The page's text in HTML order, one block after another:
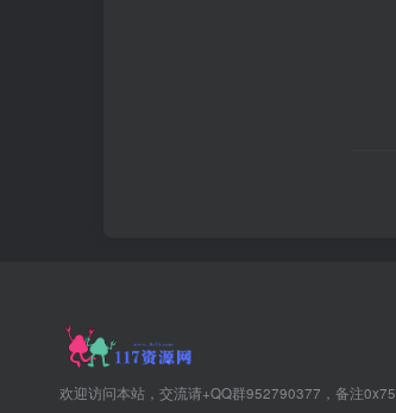
欢迎访问本站，交流请+QQ群952790377，备注0x75